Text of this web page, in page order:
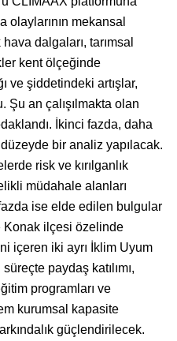
olaylarının mekansal
dalgaları, tarımsal
kent ölçeğinde
ve şiddetindeki artışlar,
Şu an çalışılmakta olan
İkinci fazda, daha
bir analiz yapılacak.
risk ve kırılganlık
müdahale alanları
ise elde edilen bulgular
Konak ilçesi özelinde
içeren iki ayrı İklim Uyum
paydaş katılımı,
programları ve
kurumsal kapasite
güçlendirilecek.